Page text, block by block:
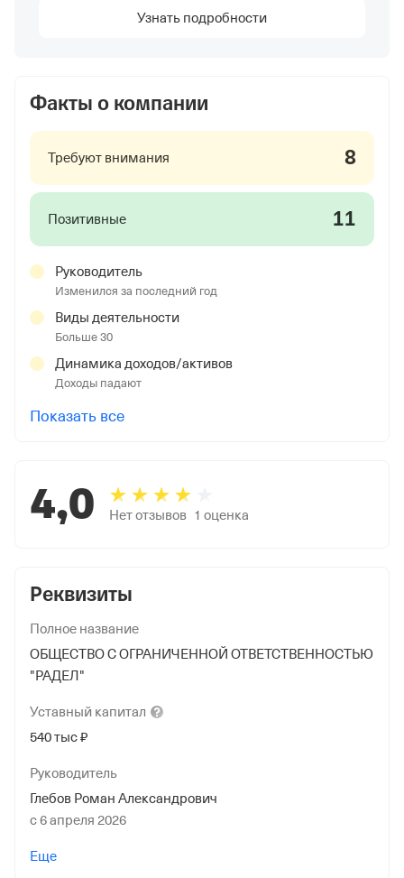
Реквизиты
Полное название
ОБЩЕСТВО С ОГРАНИЧЕННОЙ ОТВЕТСТВЕННОСТЬЮ
"РАДЕЛ"
Уставный капитал
540 тыс ₽
Руководитель
Глебов Роман Александрович
с 6 апреля 2026
Дмитриев Юрий Владимирович
Еще
Узнать подробности
Факты о компании
Требуют внимания 8
Позитивные 11
Руководитель
Изменился за последний год
Виды деятельности
Больше 30
Динамика доходов/активов
Доходы падают
Показать все
4,0 Нет отзывов 1 оценка